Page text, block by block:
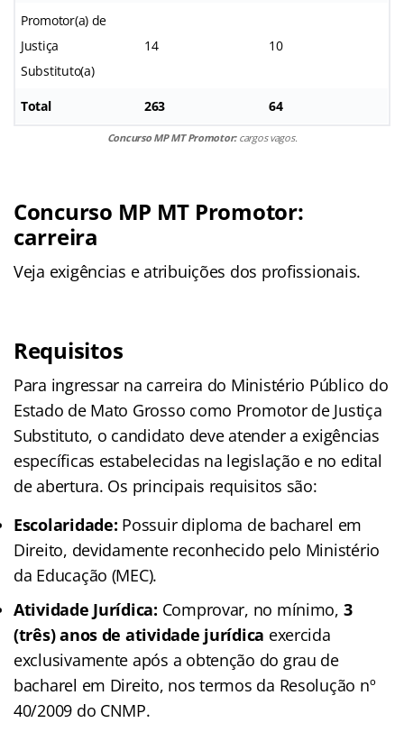
Promotor(a) de
Justiça
Substituto(a)
14 10
Total 263 64
Concurso MP MT Promotor: cargos vagos.
Concurso MP MT Promotor:
carreira
Veja exigências e atribuições dos profissionais.
Requisitos
Para ingressar na carreira do Ministério Público do
Estado de Mato Grosso como Promotor de Justiça
Substituto, o candidato deve atender a exigências
específicas estabelecidas na legislação e no edital
de abertura. Os principais requisitos são:
Escolaridade: Possuir diploma de bacharel em
Direito, devidamente reconhecido pelo Ministério
da Educação (MEC).
Atividade Jurídica: Comprovar, no mínimo, 3
(três) anos de atividade jurídica exercida
exclusivamente após a obtenção do grau de
bacharel em Direito, nos termos da Resolução nº
40/2009 do CNMP.